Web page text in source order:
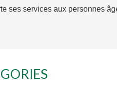
ses services aux personnes